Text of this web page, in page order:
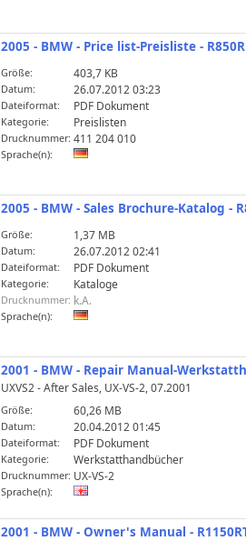
2005 - BMW - Price list-Preisliste -
Größe: 403,7 KB
Datum: 26.07.2012 03:23
Dateiformat: PDF Dokument
Kategorie: Preislisten
Drucknummer: 411 204 010
Sprache(n):
2005 - BMW - Sales Brochure-Katalog -
Größe: 1,37 MB
Datum: 26.07.2012 02:41
Dateiformat: PDF Dokument
Kategorie: Kataloge
Drucknummer: k.A.
Sprache(n):
2001 - BMW - Repair Manual-
UXVS2 - After Sales, UX-VS-2, 07.2001
Größe: 60,26 MB
Datum: 20.04.2012 01:45
Dateiformat: PDF Dokument
Kategorie: Werkstatthandbücher
Drucknummer: UX-VS-2
Sprache(n):
2001 - BMW - Owner's Manual -